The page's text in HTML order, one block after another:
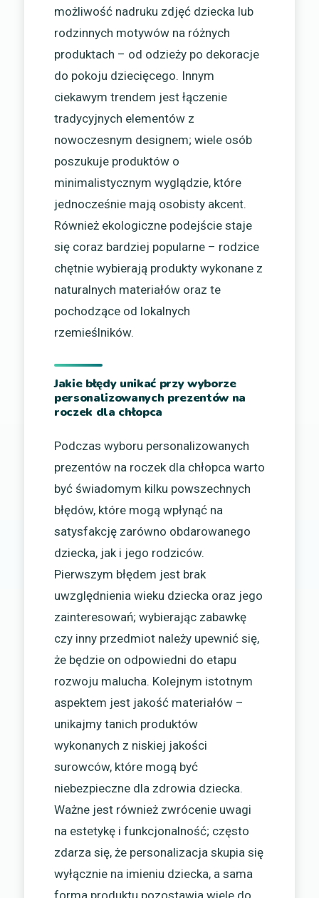
możliwość nadruku zdjęć dziecka lub
rodzinnych motywów na różnych
produktach – od odzieży po dekoracje
do pokoju dziecięcego. Innym
ciekawym trendem jest łączenie
tradycyjnych elementów z
nowoczesnym designem; wiele osób
poszukuje produktów o
minimalistycznym wyglądzie, które
jednocześnie mają osobisty akcent.
Również ekologiczne podejście staje
się coraz bardziej popularne – rodzice
chętnie wybierają produkty wykonane z
naturalnych materiałów oraz te
pochodzące od lokalnych
rzemieślników.
Jakie błędy unikać przy wyborze
personalizowanych prezentów na
roczek dla chłopca
Podczas wyboru personalizowanych
prezentów na roczek dla chłopca warto
być świadomym kilku powszechnych
błędów, które mogą wpłynąć na
satysfakcję zarówno obdarowanego
dziecka, jak i jego rodziców.
Pierwszym błędem jest brak
uwzględnienia wieku dziecka oraz jego
zainteresowań; wybierając zabawkę
czy inny przedmiot należy upewnić się,
że będzie on odpowiedni do etapu
rozwoju malucha. Kolejnym istotnym
aspektem jest jakość materiałów –
unikajmy tanich produktów
wykonanych z niskiej jakości
surowców, które mogą być
niebezpieczne dla zdrowia dziecka.
Ważne jest również zwrócenie uwagi
na estetykę i funkcjonalność; często
zdarza się, że personalizacja skupia się
wyłącznie na imieniu dziecka, a sama